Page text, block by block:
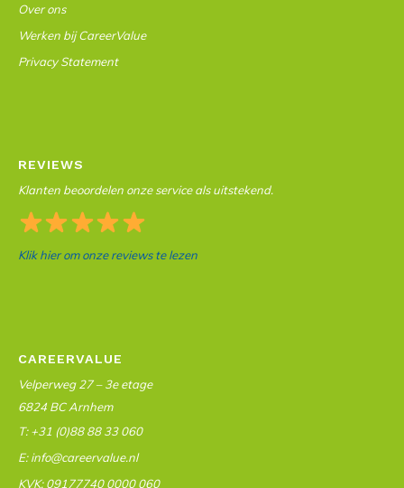
Over ons
Werken bij CareerValue
Privacy Statement
REVIEWS
Klanten beoordelen onze service als uitstekend.
Klik hier om onze reviews te lezen
CAREERVALUE
Velperweg 27 – 3e etage
6824 BC Arnhem
T: +31 (0)88 88 33 060
E: info@careervalue.nl
KVK: 09177740 0000 060